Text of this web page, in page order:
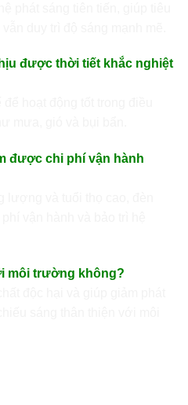
được thời tiết khắc nghiệt
được chi phí vận hành
môi trường không?